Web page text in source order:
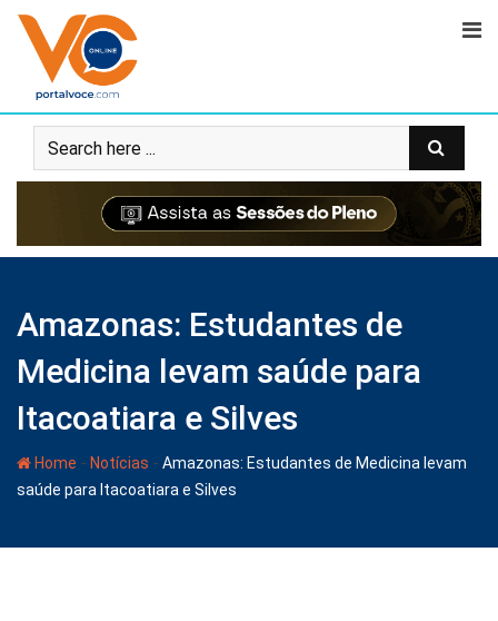
Amazonas: Estudantes de
Medicina levam saúde para
Itacoatiara e Silves
Home - Notícias - Amazonas: Estudantes de Medicina levam
saúde para Itacoatiara e Silves